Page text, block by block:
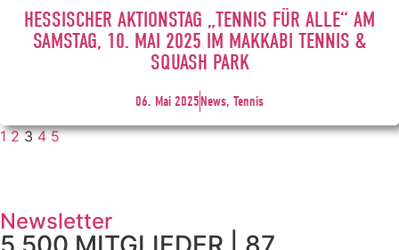
HESSISCHER AKTIONSTAG „TENNIS FÜR ALLE“ AM
SAMSTAG, 10. MAI 2025 IM MAKKABI TENNIS &
SQUASH PARK
06. Mai 2025News, Tennis
1 2 3 4 5
Newsletter